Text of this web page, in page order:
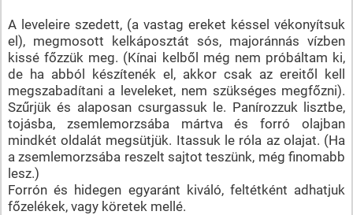
A leveleire szedett, (a vastag ereket késsel vékonyítsuk
el), megmosott kelkáposztát sós, majoránnás vízben
kissé főzzük meg. (Kínai kelből még nem próbáltam ki,
de ha abból készítenék el, akkor csak az ereitől kell
megszabadítani a leveleket, nem szükséges megfőzni).
Szűrjük és alaposan csurgassuk le. Panírozzuk lisztbe,
tojásba, zsemlemorzsába mártva és forró olajban
mindkét oldalát megsütjük. Itassuk le róla az olajat. (Ha
a zsemlemorzsába reszelt sajtot teszünk, még finomabb
lesz.)
Forrón és hidegen egyaránt kiváló, feltétként adhatjuk
főzelékek, vagy köretek mellé.